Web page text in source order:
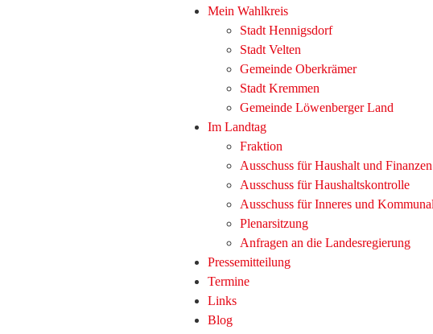
Mein Wahlkreis
Stadt Hennigsdorf
Stadt Velten
Gemeinde Oberkrämer
Stadt Kremmen
Gemeinde Löwenberger Land
Im Landtag
Fraktion
Ausschuss für Haushalt und Finanzen
Ausschuss für Haushaltskontrolle
Ausschuss für Inneres und
Plenarsitzung
Anfragen an die Landesregierung
Pressemitteilung
Termine
Links
Blog